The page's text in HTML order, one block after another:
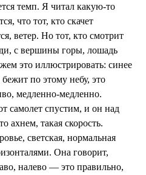
темп. Я читал какую-то
что тот, кто скачет
ветер. Но тот, кто смотрит
с вершины горы, лошадь
это иллюстрировать: синее
по этому небу, это
медленно-медленно.
самолет спустим, и он над
ахнем, такая скорость.
светская, нормальная
Она говорит,
налево — это правильно,